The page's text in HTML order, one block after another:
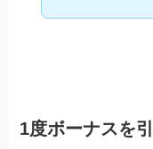
1度ボーナスを